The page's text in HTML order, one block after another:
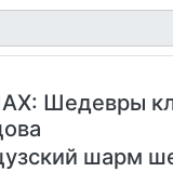
Шедевры
шарм